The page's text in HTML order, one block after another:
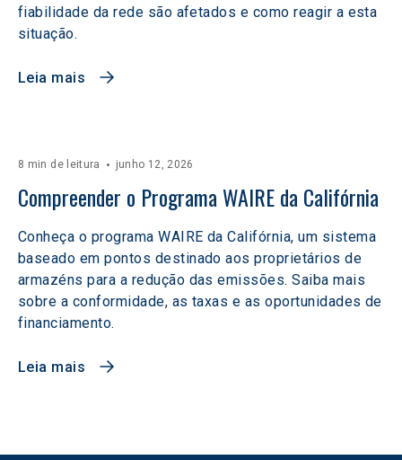
fiabilidade da rede são afetados e como reagir a esta
situação.
Leia mais
8 min de leitura junho 12, 2026
Compreender o Programa WAIRE da Califórnia
Conheça o programa WAIRE da Califórnia, um sistema
baseado em pontos destinado aos proprietários de
armazéns para a redução das emissões. Saiba mais
sobre a conformidade, as taxas e as oportunidades de
financiamento.
Leia mais